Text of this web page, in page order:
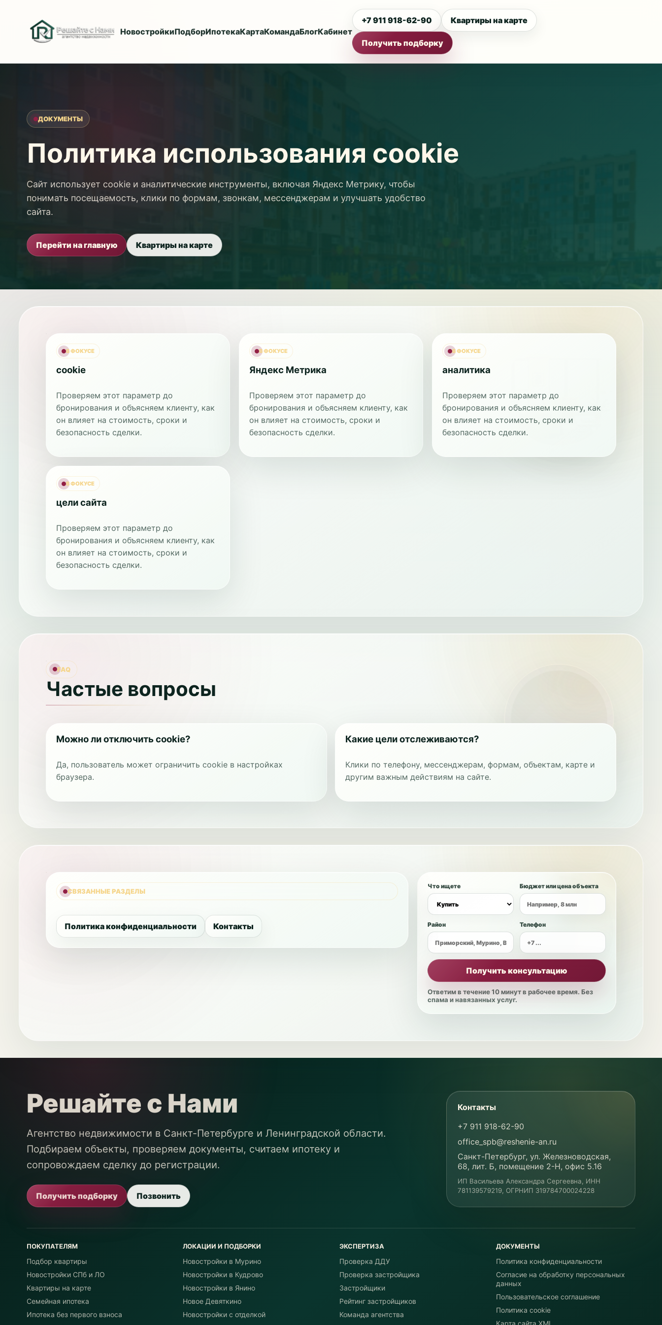
НовостройкиПодборИпотекаКартаКомандаБлогКабинет
+7 911 918-62-90 Квартиры на карте
Получить подборку
ДОКУМЕНТЫ
Политика использования cookie
Сайт использует cookie и аналитические инструменты, включая Яндекс Метрику, чтобы
понимать посещаемость, клики по формам, звонкам, мессенджерам и улучшать удобство
сайта.
Перейти на главную Квартиры на карте
В ФОКУСЕ
cookie
Проверяем этот параметр до
бронирования и объясняем клиенту, как
он влияет на стоимость, сроки и
безопасность сделки.
В ФОКУСЕ
Яндекс Метрика
Проверяем этот параметр до
бронирования и объясняем клиенту, как
он влияет на стоимость, сроки и
безопасность сделки.
В ФОКУСЕ
аналитика
Проверяем этот параметр до
бронирования и объясняем клиенту, как
он влияет на стоимость, сроки и
безопасность сделки.
В ФОКУСЕ
цели сайта
Проверяем этот параметр до
бронирования и объясняем клиенту, как
он влияет на стоимость, сроки и
безопасность сделки.
FAQ
Частые вопросы
Можно ли отключить cookie?
Да, пользователь может ограничить cookie в настройках
браузера.
Какие цели отслеживаются?
Клики по телефону, мессенджерам, формам, объектам, карте и
другим важным действиям на сайте.
СВЯЗАННЫЕ РАЗДЕЛЫ
Политика конфиденциальности Контакты
Что ищете Бюджет или цена объекта
Район Телефон
Получить консультацию
Ответим в течение 10 минут в рабочее время. Без
спама и навязанных услуг.
Решайте с Нами
Агентство недвижимости в Санкт-Петербурге и Ленинградской области.
Подбираем объекты, проверяем документы, считаем ипотеку и
сопровождаем сделку до регистрации.
Получить подборку Позвонить
Контакты
+7 911 918-62-90
office_spb@reshenie-an.ru
Санкт-Петербург, ул. Железноводская,
68, лит. Б, помещение 2-Н, офис 5.16
ИП Васильева Александра Сергеевна, ИНН
781139579219, ОГРНИП 319784700024228
ПОКУПАТЕЛЯМ
Подбор квартиры
Новостройки СПб и ЛО
Квартиры на карте
Семейная ипотека
Ипотека без первого взноса
ЛОКАЦИИ И ПОДБОРКИ
Новостройки в Мурино
Новостройки в Кудрово
Новостройки в Янино
Новое Девяткино
Новостройки с отделкой
ЭКСПЕРТИЗА
Проверка ДДУ
Проверка застройщика
Застройщики
Рейтинг застройщиков
Команда агентства
ДОКУМЕНТЫ
Политика конфиденциальности
Согласие на обработку персональных
данных
Пользовательское соглашение
Политика cookie
Карта сайта XML